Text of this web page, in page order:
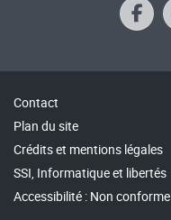
Contact
Plan du site
Crédits et mentions légales
SSI, Informatique et libertés
Accessibilité : Non conforme